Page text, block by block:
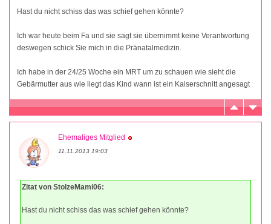
Hast du nicht schiss das was schief gehen könnte?
Ich war heute beim Fa und sie sagt sie übernimmt keine Verantwortung
deswegen schick Sie mich in die Pränatalmedizin.
Ich habe in der 24/25 Woche ein MRT um zu schauen wie sieht die
Gebärmutter aus wie liegt das Kind wann ist ein Kaiserschnitt angesagt
Ehemaliges Mitglied
11.11.2013 19:03
Zitat von StolzeMami06:
Hast du nicht schiss das was schief gehen könnte?